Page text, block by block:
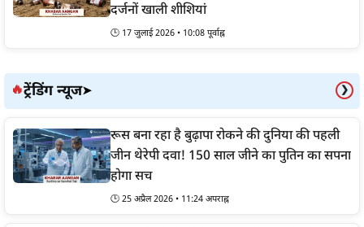
दर्जनों खाली शीशियां
🕒 17 जुलाई 2026 • 10:08 पूर्वाह्न
🔥ट्रेंडिंग न्यूज➤ ❯
रूस बना रहा है बुढ़ापा रोकने की दुनिया की पहली
जीन थेरेपी दवा! 150 साल जीने का पुतिन का सपना
होगा सच
🕒 25 अप्रैल 2026 • 11:24 अपराह्न